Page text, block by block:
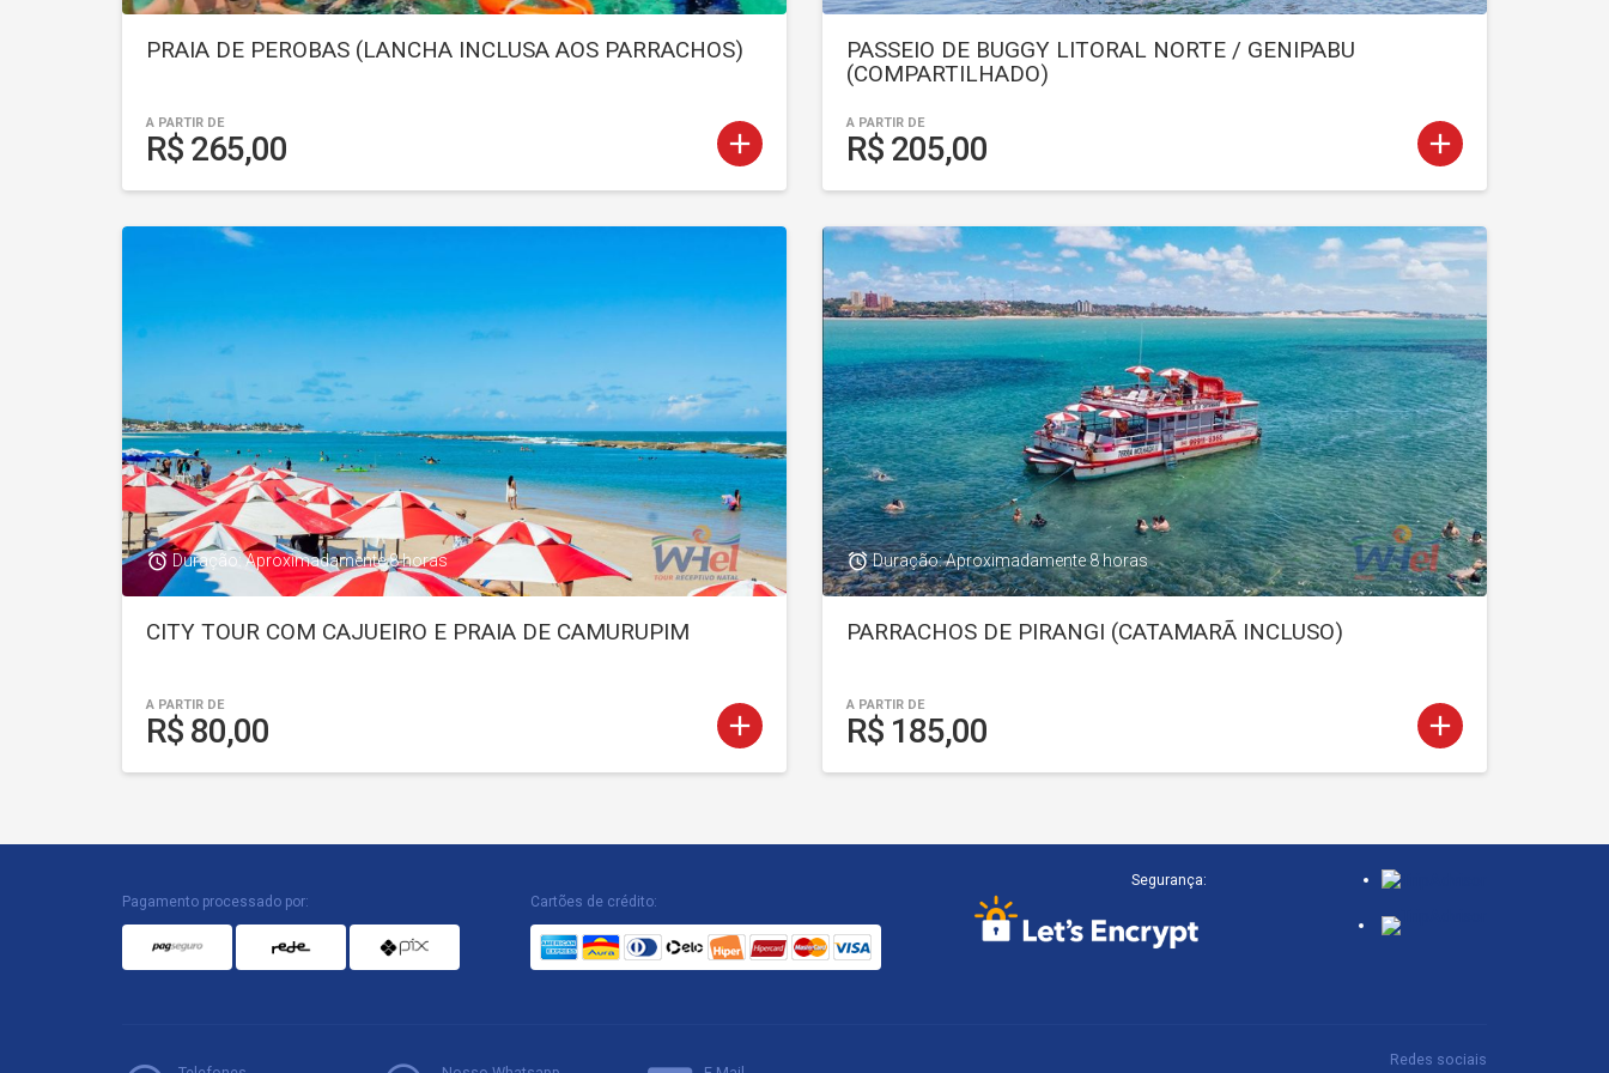
add
PRAIA DE PEROBAS (LANCHA INCLUSA AOS PARRACHOS)
A PARTIR DE
R$ 265,00 add
PASSEIO DE BUGGY LITORAL NORTE / GENIPABU
(COMPARTILHADO)
A PARTIR DE
R$ 205,00
add
access_alarm Duração: Aproximadamente 8 horas
CITY TOUR COM CAJUEIRO E PRAIA DE CAMURUPIM
A PARTIR DE
R$ 80,00 add
access_alarmDuração: Aproximadamente 8 horas
PARRACHOS DE PIRANGI (CATAMARÃ INCLUSO)
A PARTIR DE
R$ 185,00
Pagamento processado por: Cartões de crédito:
Segurança:
Redes sociais